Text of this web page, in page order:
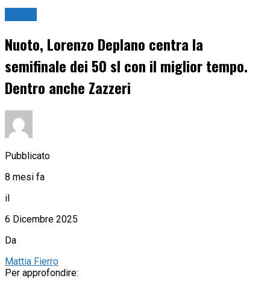
Nuoto, Lorenzo Deplano centra la
semifinale dei 50 sl con il miglior tempo.
Dentro anche Zazzeri
Pubblicato
8 mesi fa
il
6 Dicembre 2025
Da
Mattia Fierro
Per approfondire: